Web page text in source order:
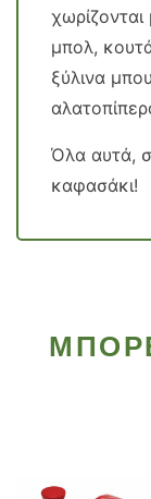
μπολ,
ξύλινα
Όλα αυτά,
καφασάκι!